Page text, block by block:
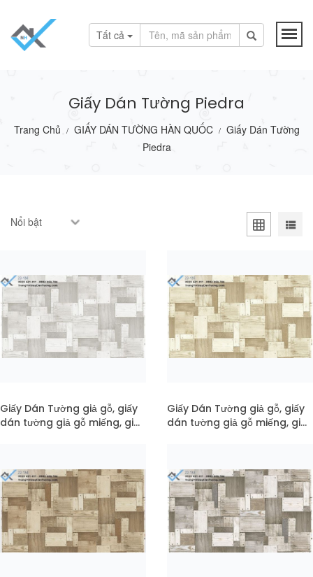
Tất cả
Giấy Dán Tường Piedra
Trang Chủ / GIẤY DÁN TƯỜNG HÀN QUỐC / Giấy Dán Tường
Piedra
Giấy Dán Tường giả gỗ, giấy
dán tường giả gỗ miếng, giay
Giấy Dán Tường giả gỗ, giấy
dán tường giả gỗ miếng, giay